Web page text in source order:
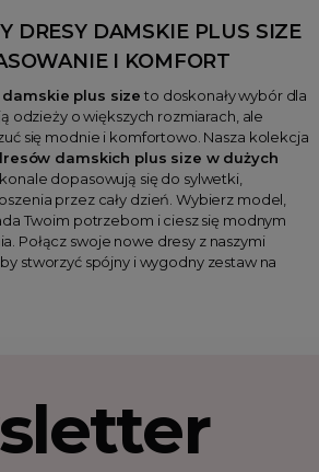
DRESY DAMSKIE PLUS SIZE
I KOMFORT
plus size to doskonały wybór dla
odzieży o większych rozmiarach, ale
się modnie i komfortowo. Nasza kolekcja
damskich plus size w dużych
dopasowują się do sylwetki,
przez cały dzień. Wybierz model,
Twoim potrzebom i ciesz się modnym
Połącz swoje nowe dresy z naszymi
stworzyć spójny i wygodny zestaw na